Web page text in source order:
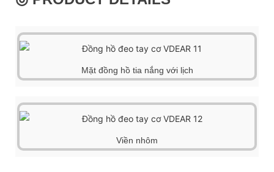
Mặt đồng hồ tia nắng với lịch
Viền nhôm